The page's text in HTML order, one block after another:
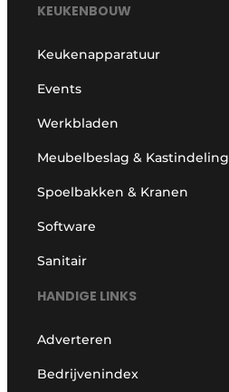
KEUKENBOUW
Keukenapparatuur
Events
Werkbladen
Meubelbeslag & Kastindeling
Spoelbakken & Kranen
Software
Sanitair
HANDIGE LINKS
Adverteren
Bedrijvenindex